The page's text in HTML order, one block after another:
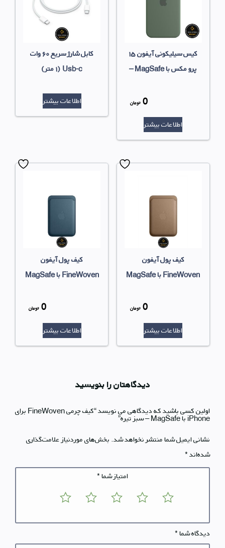
کیس سیلیکونی آیفون ۱۵
پرو مکس با MagSafe –
قیمت
0 تومان
0 تومان
اطلاعات بیشتر
کابل شارژ سریع ۶۰ وات
Usb-c (۱ متر)
اطلاعات بیشتر
کیف پول آیفون
FineWoven با MagSafe
قیمت
0 تومان
0 تومان
اطلاعات بیشتر
کیف پول آیفون
FineWoven با MagSafe
قیمت
0 تومان
0 تومان
اطلاعات بیشتر
دیدگاهتان را بنویسید
اولین کسی باشید که دیدگاهی می نویسد “کیف چرمی FineWoven برای
iPhone با MagSafe – سبز تیره”
نشانی ایمیل شما منتشر نخواهد شد. بخش‌های موردنیاز علامت‌گذاری
شده‌اند*
امتیاز شما*
دیدگاه شما*